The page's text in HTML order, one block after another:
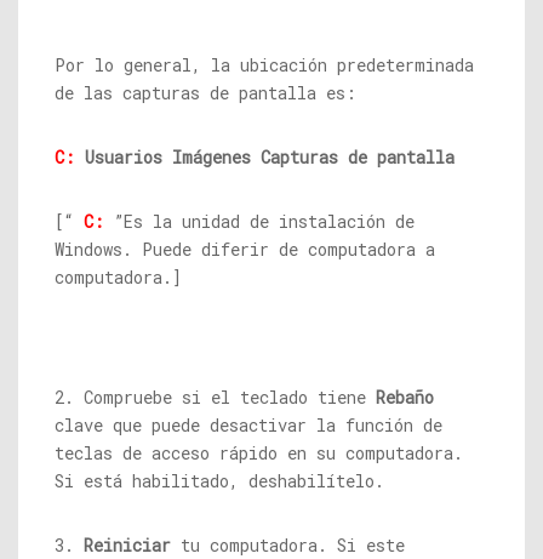
Por lo general, la ubicación predeterminada
de las capturas de pantalla es:
C: Usuarios Imágenes Capturas de pantalla
[“ C:
”Es la unidad de instalación de
Windows. Puede diferir de computadora a
computadora.]
2. Compruebe si el teclado tiene Rebaño
clave que puede desactivar la función de
teclas de acceso rápido en su computadora.
Si está habilitado, deshabilítelo.
3. Reiniciar tu computadora. Si este